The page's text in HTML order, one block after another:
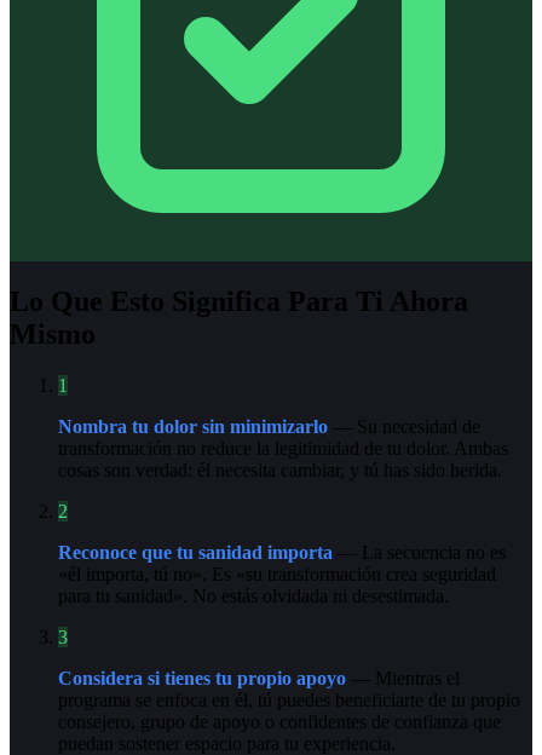
Lo Que Esto Significa Para Ti Ahora
Mismo
1
Nombra tu dolor sin minimizarlo — Su necesidad de
transformación no reduce la legitimidad de tu dolor. Ambas
cosas son verdad: él necesita cambiar, y tú has sido herida.
2
Reconoce que tu sanidad importa — La secuencia no es
«él importa, tú no». Es «su transformación crea seguridad
para tu sanidad». No estás olvidada ni desestimada.
3
Considera si tienes tu propio apoyo — Mientras el
programa se enfoca en él, tú puedes beneficiarte de tu propio
consejero, grupo de apoyo o confidentes de confianza que
puedan sostener espacio para tu experiencia.